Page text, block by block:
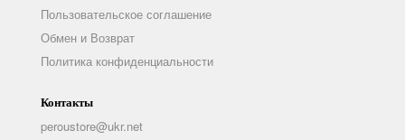
Пользовательское соглашение
Обмен и Возврат
Политика конфиденциальности
Контакты
peroustore@ukr.net